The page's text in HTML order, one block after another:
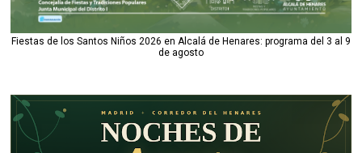
Fiestas de los Santos Niños 2026 en Alcalá de Henares: programa del 3 al 9
de agosto